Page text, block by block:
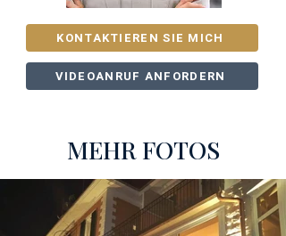
KONTAKTIEREN SIE MICH
VIDEOANRUF ANFORDERN
MEHR FOTOS